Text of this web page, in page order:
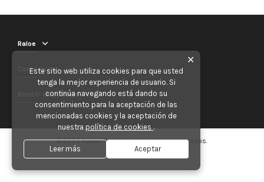
Raloe
Contáctenos
Boletín de noticias
© 2025 Raloe. Todos los derechos reservados.
✕
Este sitio web utiliza cookies para que usted
tenga la mejor experiencia de usuario. Si
continúa navegando está dando su
consentimiento para la aceptación de las
mencionadas cookies y la aceptación de
nuestra política de cookies .
Leer más Aceptar